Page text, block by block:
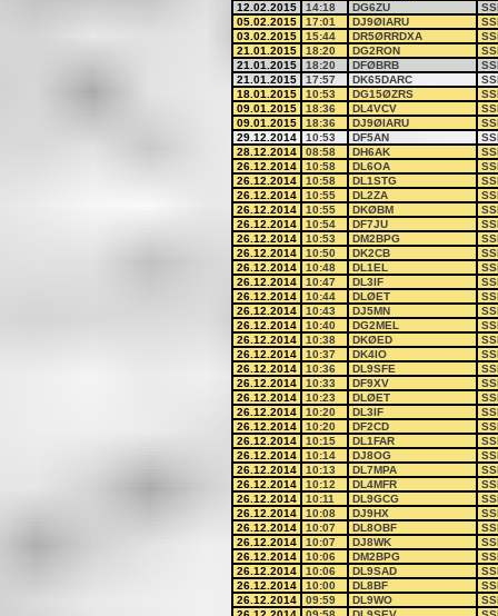
12.02.2015
14:18 DG6ZU
05.02.2015
17:01 DJ9ØIARU
03.02.2015
15:44 DR5ØRRDXA
21.01.2015
18:20 DG2RON
21.01.2015
18:20 DFØBRB
21.01.2015
17:57 DK65DARC
18.01.2015
10:53 DG15ØZRS
09.01.2015
18:36 DL4VCV
09.01.2015
18:36 DJ9ØIARU
29.12.2014
10:53 DF5AN
28.12.2014
08:58 DH6AK
26.12.2014
10:58 DL6OA
26.12.2014
10:58 DL1STG
26.12.2014
10:55 DL2ZA
26.12.2014
10:55 DKØBM
26.12.2014
10:54 DF7JU
26.12.2014
10:53 DM2BPG
26.12.2014
10:50 DK2CB
26.12.2014
10:48 DL1EL
26.12.2014
10:47 DL3IF
26.12.2014
10:44 DLØET
26.12.2014
10:43 DJ5MN
26.12.2014
10:40 DG2MEL
26.12.2014
10:38 DKØED
26.12.2014
10:37 DK4IO
26.12.2014
10:36 DL9SFE
26.12.2014
10:33 DF9XV
26.12.2014
10:23 DLØET
26.12.2014
10:20 DL3IF
26.12.2014
10:20 DF2CD
26.12.2014
10:15 DL1FAR
26.12.2014
10:14 DJ8OG
26.12.2014
10:13 DL7MPA
26.12.2014
10:12 DL4MFR
26.12.2014
10:11 DL9GCG
26.12.2014
10:08 DJ9HX
26.12.2014
10:07 DL8OBF
26.12.2014
10:07 DJ8WK
26.12.2014
10:06 DM2BPG
26.12.2014
10:06 DL9SAD
26.12.2014
10:00 DL8BF
26.12.2014
09:59 DL9WO